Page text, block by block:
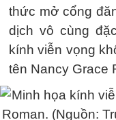
thức mở cổng
dịch vô cùng
kính viễn vọng
tên Nancy Grace